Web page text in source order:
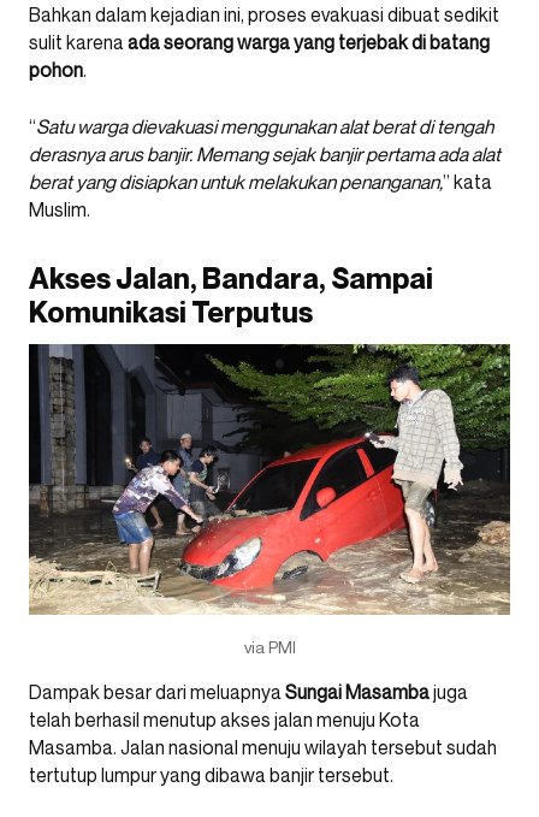
Bahkan dalam kejadian ini, proses evakuasi dibuat sedikit
sulit karena ada seorang warga yang terjebak di batang
pohon.
“Satu warga dievakuasi menggunakan alat berat di tengah
derasnya arus banjir. Memang sejak banjir pertama ada alat
berat yang disiapkan untuk melakukan penanganan,” kata
Muslim.
Akses Jalan, Bandara, Sampai
Komunikasi Terputus
via PMI
Dampak besar dari meluapnyaSungai Masambajuga
telah berhasil menutup akses jalan menuju Kota
Masamba. Jalan nasional menuju wilayah tersebut sudah
tertutup lumpur yang dibawa banjir tersebut.